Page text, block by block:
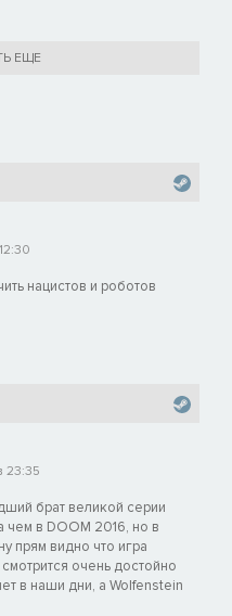
ЕЩЕ
нацистов и роботов
23:35
брат великой серии
в DOOM 2016, но в
прям видно что игра
очень достойно
в наши дни, а Wolfenstein